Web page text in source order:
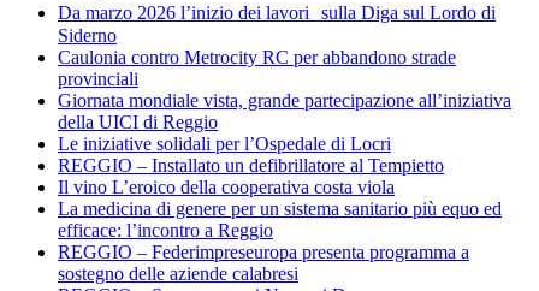
Da marzo 2026 l’inizio dei lavori sulla Diga sul Lordo di
Siderno
Caulonia contro Metrocity RC per abbandono strade
provinciali
Giornata mondiale vista, grande partecipazione all’iniziativa
della UICI di Reggio
Le iniziative solidali per l’Ospedale di Locri
REGGIO – Installato un defibrillatore al Tempietto
Il vino L’eroico della cooperativa costa viola
La medicina di genere per un sistema sanitario più equo ed
efficace: l’incontro a Reggio
REGGIO – Federimpreseuropa presenta programma a
sostegno delle aziende calabresi